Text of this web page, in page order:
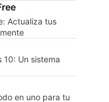
Actualiza tus
10: Un sistema
en uno para tu